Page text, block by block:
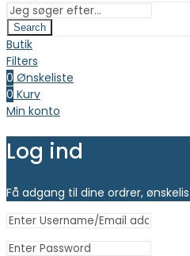
Search
Butik
Filters
0 Ønskeliste
0 Kurv
Min konto
Log ind
Få adgang til dine ordrer,